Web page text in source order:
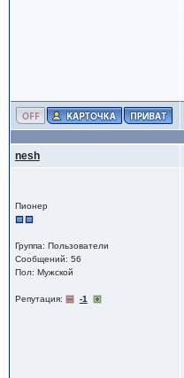
nesh
Пионер
Группа: Пользователи
Сообщений: 56
Пол: Мужской
Репутация: -1